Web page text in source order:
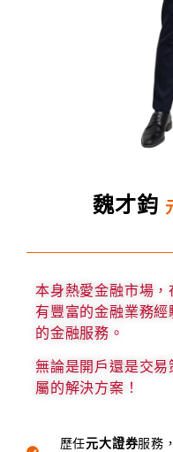
魏才鈞
本身熱愛金融市場
有豐富的金融業務
的金融服務。
無論是開戶還是交
屬的解決方案！
歷任元大證券服務